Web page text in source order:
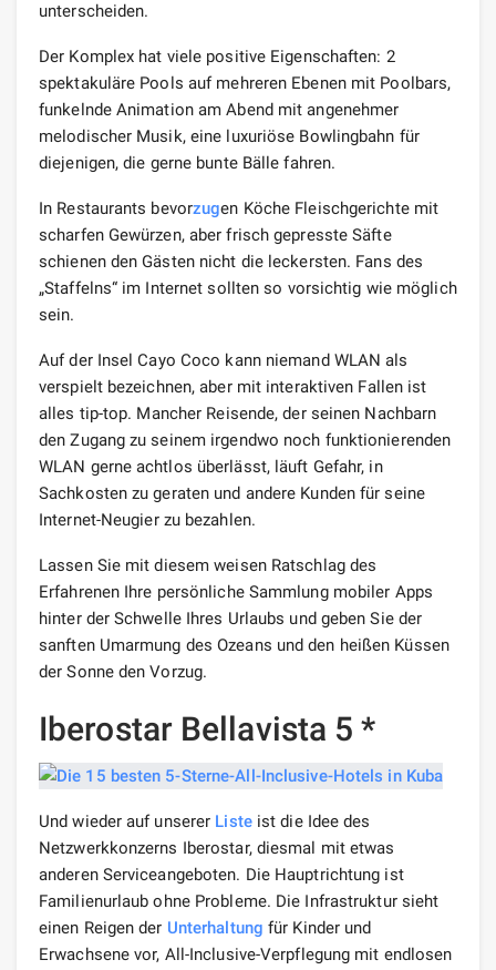
unterscheiden.
Der Komplex hat viele positive Eigenschaften: 2
spektakuläre Pools auf mehreren Ebenen mit Poolbars,
funkelnde Animation am Abend mit angenehmer
melodischer Musik, eine luxuriöse Bowlingbahn für
diejenigen, die gerne bunte Bälle fahren.
In Restaurants bevorzugen Köche Fleischgerichte mit
scharfen Gewürzen, aber frisch gepresste Säfte
schienen den Gästen nicht die leckersten. Fans des
„Staffelns“ im Internet sollten so vorsichtig wie möglich
sein.
Auf der Insel Cayo Coco kann niemand WLAN als
verspielt bezeichnen, aber mit interaktiven Fallen ist
alles tip-top. Mancher Reisende, der seinen Nachbarn
den Zugang zu seinem irgendwo noch funktionierenden
WLAN gerne achtlos überlässt, läuft Gefahr, in
Sachkosten zu geraten und andere Kunden für seine
Internet-Neugier zu bezahlen.
Lassen Sie mit diesem weisen Ratschlag des
Erfahrenen Ihre persönliche Sammlung mobiler Apps
hinter der Schwelle Ihres Urlaubs und geben Sie der
sanften Umarmung des Ozeans und den heißen Küssen
der Sonne den Vorzug.
Iberostar Bellavista 5 *
Und wieder auf unserer Listeist die Idee des
Netzwerkkonzerns Iberostar, diesmal mit etwas
anderen Serviceangeboten. Die Hauptrichtung ist
Familienurlaub ohne Probleme. Die Infrastruktur sieht
einen Reigen der Unterhaltung für Kinder und
Erwachsene vor, All-Inclusive-Verpflegung mit endlosen